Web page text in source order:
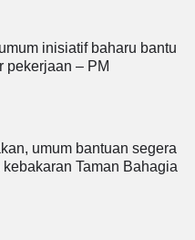
inisiatif baharu bantu
pekerjaan – PM
umum bantuan segera
Taman Bahagia